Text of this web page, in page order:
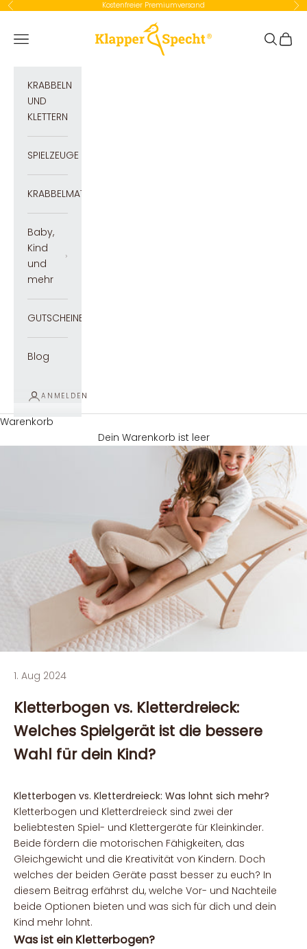
Zum Inhalt springen
Zurück Kostenfreier Premiumversand Vor
Klapperspecht GmbH
Navigationsmenü öffnen Suche
KRABBELN
UND
KLETTERN
SPIELZEUGE
KRABBELMATTEN
Baby,
Kind
und
mehr
GUTSCHEINE
Blog
ANMELDEN
Warenkorb
Dein Warenkorb ist leer
1. Aug 2024
Kletterbogen vs. Kletterdreieck:
Welches Spielgerät ist die bessere
Wahl für dein Kind?
Kletterbogen vs. Kletterdreieck: Was lohnt sich mehr?
Kletterbogen und Kletterdreieck sind zwei der
beliebtesten Spiel- und Klettergeräte für Kleinkinder.
Beide fördern die motorischen Fähigkeiten, das
Gleichgewicht und die Kreativität von Kindern. Doch
welches der beiden Geräte passt besser zu euch? In
diesem Beitrag erfährst du, welche Vor- und Nachteile
beide Optionen bieten und was sich für dich und dein
Kind mehr lohnt.
Was ist ein Kletterbogen?